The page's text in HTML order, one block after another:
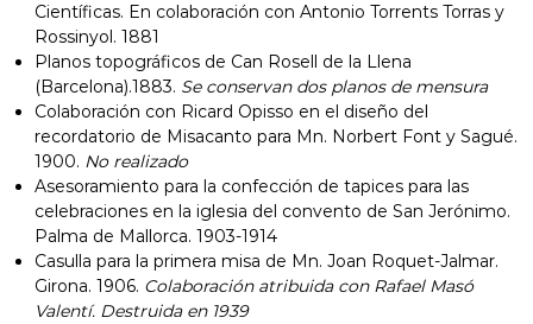
Científicas. En colaboración con Antonio Torrents Torras y
Rossinyol. 1881
Planos topográficos de Can Rosell de la Llena
(Barcelona).1883. Se conservan dos planos de mensura
Colaboración con Ricard Opisso en el diseño del
recordatorio de Misacanto para Mn. Norbert Font y Sagué.
1900. No realizado
Asesoramiento para la confección de tapices para las
celebraciones en la iglesia del convento de San Jerónimo.
Palma de Mallorca. 1903-1914
Casulla para la primera misa de Mn. Joan Roquet-Jalmar.
Girona. 1906. Colaboración atribuida con Rafael Masó
Valentí. Destruida en 1939